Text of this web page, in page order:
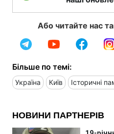
Або читайте нас
Більше по темі:
Україна Київ Історичні